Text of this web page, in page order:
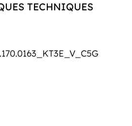
TECHNIQUES